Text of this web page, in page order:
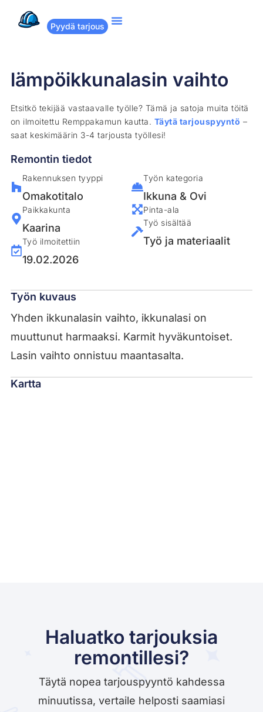
Pyydä tarjous
lämpöikkunalasin vaihto
Etsitkö tekijää vastaavalle työlle? Tämä ja satoja muita töitä
on ilmoitettu Remppakamun kautta. Täytä tarjouspyyntö –
saat keskimäärin 3-4 tarjousta työllesi!
Remontin tiedot
Rakennuksen tyyppi
Omakotitalo
Paikkakunta
Kaarina
Työ ilmoitettiin
19.02.2026
Työn kategoria
Ikkuna & Ovi
Pinta-ala
Työ sisältää
Työ ja materiaalit
Työn kuvaus
Yhden ikkunalasin vaihto, ikkunalasi on
muuttunut harmaaksi. Karmit hyväkuntoiset.
Lasin vaihto onnistuu maantasalta.
Kartta
Haluatko tarjouksia
remontillesi?
Täytä nopea tarjouspyyntö kahdessa
minuutissa, vertaile helposti saamiasi